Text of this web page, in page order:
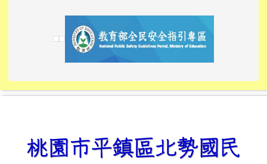
link to https://
link to https://10000.gov.tw/
link to https://
link to https://10000.gov.tw/
link to https://
link to https://
link to https://i.win.org.tw/
link to https://
link to https://
link to https://
link to https://
桃園市平鎮區北勢國民